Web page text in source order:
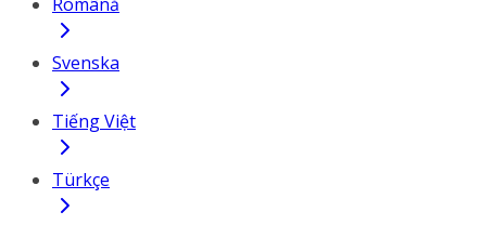
Svenska
Tiếng Việt
Türkçe